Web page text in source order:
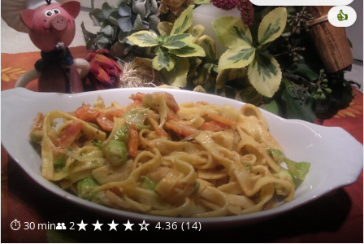
⏱ 30 min👥 2★★★★☆ 4.36 (14)
👍